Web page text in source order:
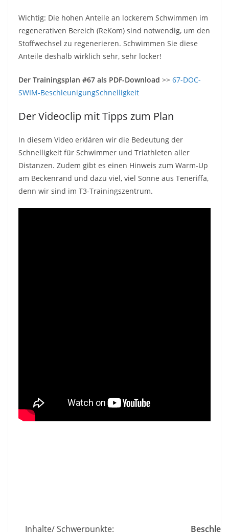
Wichtig: Die hohen Anteile an lockerem Schwimmen im
regenerativen Bereich (ReKom) sind notwendig, um den
Stoffwechsel zu regenerieren. Schwimmen Sie diese
Anteile deshalb wirklich sehr, sehr locker!
Der Trainingsplan #67 als PDF-Download >> 67-DOC-
SWIM-BeschleunigungSchnelligkeit
Der Videoclip mit Tipps zum Plan
In diesem Video erklären wir die Bedeutung der
Schnelligkeit für Schwimmer und Triathleten aller
Distanzen. Zudem gibt es einen Hinweis zum Warm-Up
am Beckenrand und dazu viel, viel Sonne aus Teneriffa,
denn wir sind im T3-Trainingszentrum.
Inhalte/ Schwerpunkte: